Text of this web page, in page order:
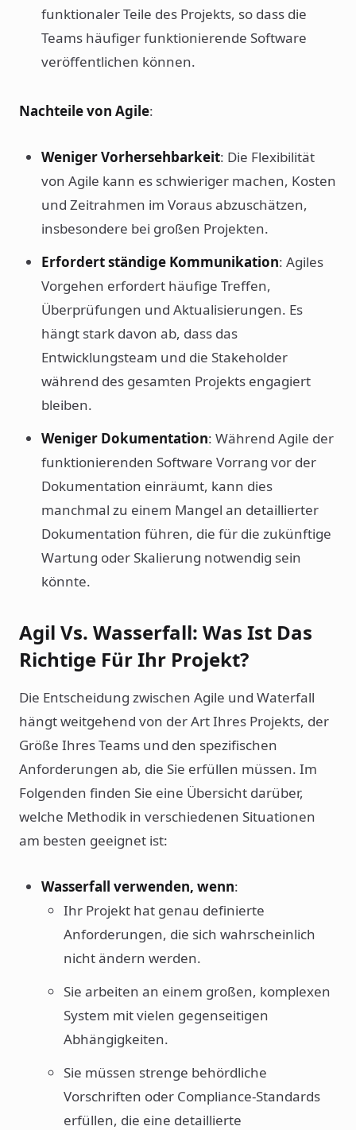
funktionaler Teile des Projekts, so dass die
Teams häufiger funktionierende Software
veröffentlichen können.
Nachteile von Agile:
Weniger Vorhersehbarkeit: Die Flexibilität
von Agile kann es schwieriger machen, Kosten
und Zeitrahmen im Voraus abzuschätzen,
insbesondere bei großen Projekten.
Erfordert ständige Kommunikation: Agiles
Vorgehen erfordert häufige Treffen,
Überprüfungen und Aktualisierungen. Es
hängt stark davon ab, dass das
Entwicklungsteam und die Stakeholder
während des gesamten Projekts engagiert
bleiben.
Weniger Dokumentation: Während Agile der
funktionierenden Software Vorrang vor der
Dokumentation einräumt, kann dies
manchmal zu einem Mangel an detaillierter
Dokumentation führen, die für die zukünftige
Wartung oder Skalierung notwendig sein
könnte.
Agil Vs. Wasserfall: Was Ist Das
Richtige Für Ihr Projekt?
Die Entscheidung zwischen Agile und Waterfall
hängt weitgehend von der Art Ihres Projekts, der
Größe Ihres Teams und den spezifischen
Anforderungen ab, die Sie erfüllen müssen. Im
Folgenden finden Sie eine Übersicht darüber,
welche Methodik in verschiedenen Situationen
am besten geeignet ist:
Wasserfall verwenden, wenn:
Ihr Projekt hat genau definierte
Anforderungen, die sich wahrscheinlich
nicht ändern werden.
Sie arbeiten an einem großen, komplexen
System mit vielen gegenseitigen
Abhängigkeiten.
Sie müssen strenge behördliche
Vorschriften oder Compliance-Standards
erfüllen, die eine detaillierte